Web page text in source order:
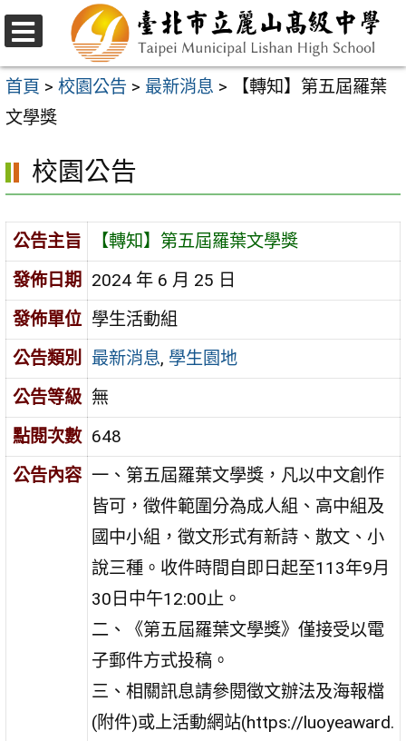
跳
至
主
要
容
區
選
單
首頁 > 校園公告 > 最新消息 >
【轉知】第五屆羅葉
文學獎
校園公告
公告主旨
【轉知】第五屆羅葉文學獎
發佈日期
2024 年 6 月 25 日
發佈單位 學生活動組
公告類別
最新消息, 學生園地
公告等級 無
點閱次數 648
公告內容 一、第五屆羅葉文學獎，凡以中文創作
皆可，徵件範圍分為成人組、高中組及
國中小組，徵文形式有新詩、散文、小
說三種。收件時間自即日起至113年9月
30日中午12:00止。
二、《第五屆羅葉文學獎》僅接受以電
子郵件方式投稿。
三、相關訊息請參閱徵文辦法及海報檔
(附件)或上活動網站(https://luoyeaward.